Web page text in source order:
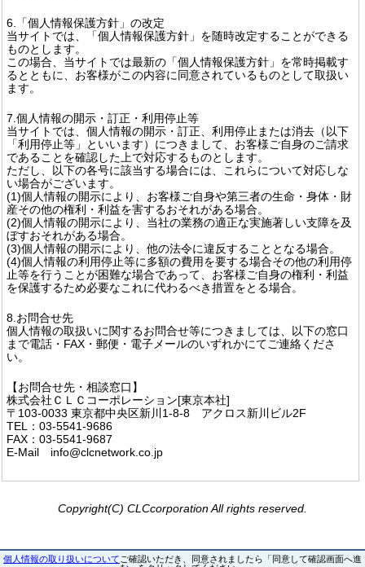
6.「個人情報保護方針」の改定
当サイトでは、「個人情報保護方針」を随時改定することができる
ものとします。
この場合、当サイトでは最新の「個人情報保護方針」を常時掲載す
るとともに、お客様がこの内容に同意されているものとして取扱い
ます。
7.個人情報の開示・訂正・利用停止等
当サイトでは、個人情報の開示・訂正、利用停止または消去（以下
「利用停止等」といいます）につきまして、お客様ご自身のご請求
であることを確認した上で対応するものとします。
ただし、以下の各号に該当する場合には、これらについて対応しな
い場合がございます。
(1)個人情報の開示により、お客様ご自身や第三者の生命・身体・財
産その他の権利・利益を害するおそれがある場合。
(2)個人情報の開示により、当社の業務の適正な実施著しい支障を及
ぼすおそれがある場合。
(3)個人情報の開示により、他の法令に違反することとなる場合。
(4)個人情報の利用停止等に多額の費用を要する場合その他の利用停
止等を行うことが困難な場合であって、お客様ご自身の権利・利益
を保護するため必要なこれに代わるべき措置をとる場合。
8.お問合せ先
個人情報の取扱いに関するお問合せ等につきましては、以下の窓口
まで電話・FAX・郵便・電子メールのいずれかにてご連絡くださ
い。
【お問合せ先・相談窓口】
株式会社ＣＬＣコーポレーション[東京本社]
〒103-0033 東京都中央区新川1-8-8 アクロス新川ビル2F
TEL：03-5541-9686
FAX：03-5541-9687
E-Mail info@clcnetwork.co.jp
Copyright(C) CLCcorporation All rights reserved.
個人情報の取り扱いについて ご確認いただき、同意されましたら「同意して確認画面へ進